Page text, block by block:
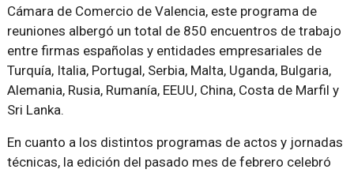
Cámara de Comercio de Valencia, este programa de
reuniones albergó un total de 850 encuentros de trabajo
entre firmas españolas y entidades empresariales de
Turquía, Italia, Portugal, Serbia, Malta, Uganda, Bulgaria,
Alemania, Rusia, Rumanía, EEUU, China, Costa de Marfil y
Sri Lanka.
En cuanto a los distintos programas de actos y jornadas
técnicas, la edición del pasado mes de febrero celebró